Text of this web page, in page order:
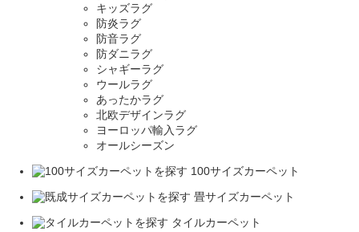
キッズラグ
防炎ラグ
防音ラグ
防ダニラグ
シャギーラグ
ウールラグ
あったかラグ
北欧デザインラグ
ヨーロッパ輸入ラグ
オールシーズン
100サイズカーペット
畳サイズカーペット
タイルカーペット